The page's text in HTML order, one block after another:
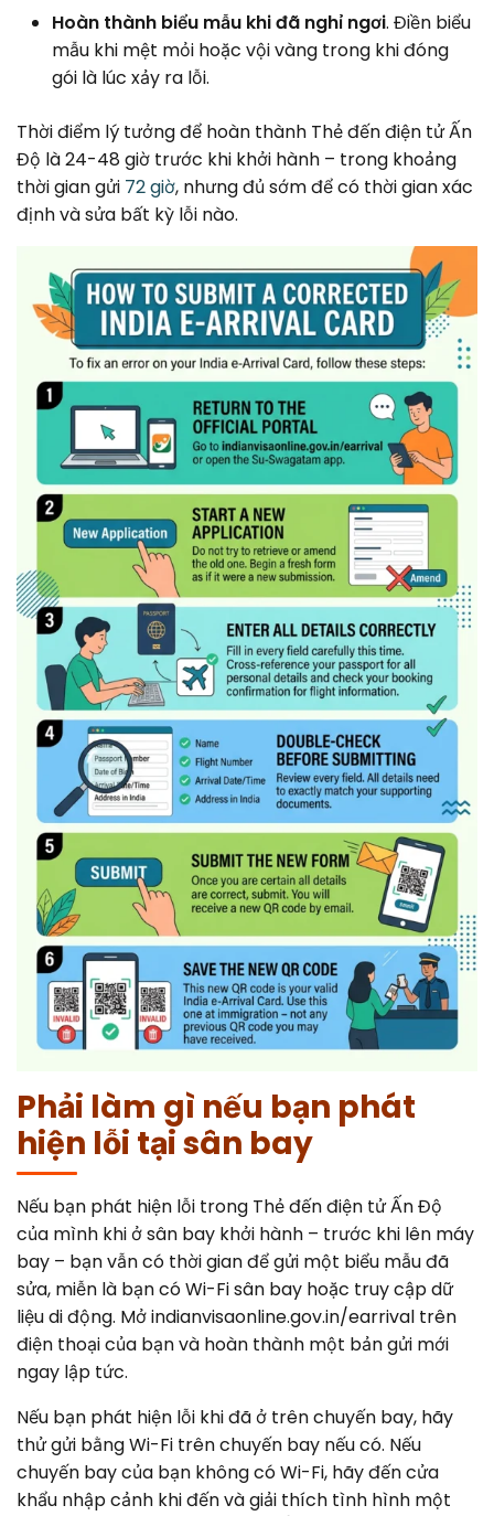
Hoàn thành biểu mẫu khi đã nghỉ ngơi. Điền biểu
mẫu khi mệt mỏi hoặc vội vàng trong khi đóng
gói là lúc xảy ra lỗi.
Thời điểm lý tưởng để hoàn thành Thẻ đến điện tử Ấn
Độ là 24-48 giờ trước khi khởi hành – trong khoảng
thời gian gửi 72 giờ, nhưng đủ sớm để có thời gian xác
định và sửa bất kỳ lỗi nào.
Phải làm gì nếu bạn phát
hiện lỗi tại sân bay
Nếu bạn phát hiện lỗi trong Thẻ đến điện tử Ấn Độ
của mình khi ở sân bay khởi hành – trước khi lên máy
bay – bạn vẫn có thời gian để gửi một biểu mẫu đã
sửa, miễn là bạn có Wi-Fi sân bay hoặc truy cập dữ
liệu di động. Mở indianvisaonline.gov.in/earrival trên
điện thoại của bạn và hoàn thành một bản gửi mới
ngay lập tức.
Nếu bạn phát hiện lỗi khi đã ở trên chuyến bay, hãy
thử gửi bằng Wi-Fi trên chuyến bay nếu có. Nếu
chuyến bay của bạn không có Wi-Fi, hãy đến cửa
khẩu nhập cảnh khi đến và giải thích tình hình một